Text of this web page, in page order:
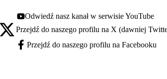
Youtube - otwiera się w nowej karcie
Odwiedź nasz kanał w serwisie YouTube
X - otwiera się w nowej karcie
Przejdź do naszego profilu na X (dawniej
Facebook - otwiera się w nowej karcie
Przejdź do naszego profilu na Facebooku